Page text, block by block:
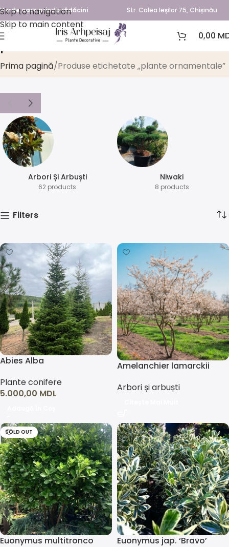
Skip to navigation
Skip to main content
Verde care prinde rădăcini Str. Calea Ieșilor 75, Chișinău
0,00
plante ornamentale
Prima pagină Produse etichetate „plante ornamentale”
Arbori Și Arbuști
62 products
⁠Niwaki
8 products
Filters
Abies Alba
Plante conifere
5.000,00 MDL
Amelanchier lamarckii
Arbori și arbuști
SOLD OUT
Euonymus multitronco
Euonymus jap. ‘Bravo’